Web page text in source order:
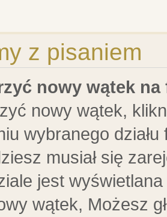
z pisaniem
nowy wątek na
nowy wątek,
wybranego
musiał się
jest
wątek, Możesz